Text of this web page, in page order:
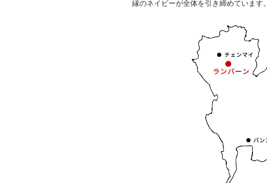
縁のネイビーが全体を引き締めています。